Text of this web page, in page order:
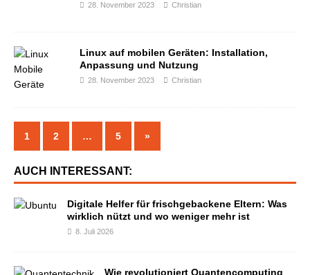
28. November 2023 Christian
Linux auf mobilen Geräten: Installation,
Anpassung und Nutzung
28. November 2023 Christian
1 2 … 5 »
AUCH INTERESSANT:
Digitale Helfer für frischgebackene Eltern: Was
wirklich nützt und wo weniger mehr ist
8. Juli 2026
Wie revolutioniert Quantencomputing